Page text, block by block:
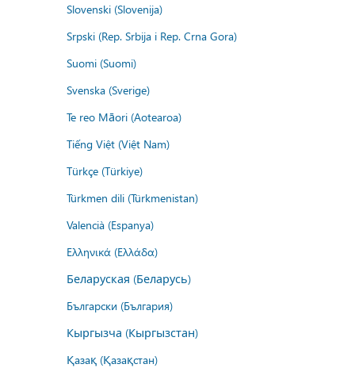
Slovenski (Slovenija)
Srpski (Rep. Srbija i Rep. Crna Gora)
Suomi (Suomi)
Svenska (Sverige)
Te reo Māori (Aotearoa)
Tiếng Việt (Việt Nam)
Türkçe (Türkiye)
Türkmen dili (Türkmenistan)
Valencià (Espanya)
Ελληνικά (Ελλάδα)
Беларуская (Беларусь)
Български (България)
Кыргызча (Кыргызстан)
Қазақ (Қазақстан)